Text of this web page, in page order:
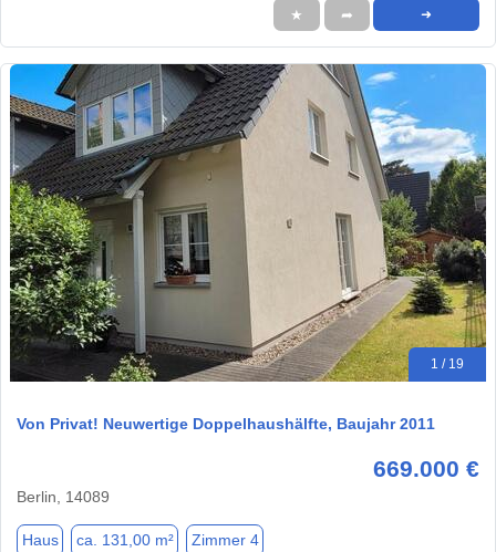
★ ➦ ➜
1 / 19
Von Privat! Neuwertige Doppelhaushälfte, Baujahr 2011
669.000 €
Berlin, 14089
Haus ca. 131,00 m² Zimmer 4